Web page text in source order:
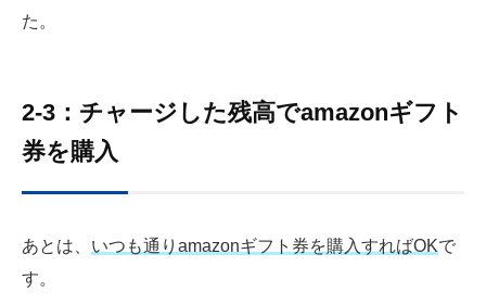
た。
2-3：チャージした残高でamazonギフト
券を購入
あとは、 いつも通りamazonギフト券を購入すればOKで
す。